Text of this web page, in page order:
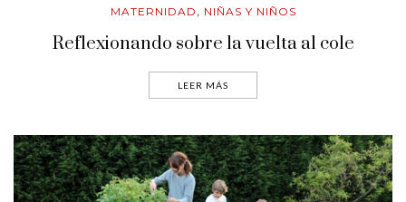
MATERNIDAD , NIÑAS Y NIÑOS
Reflexionando sobre la vuelta al cole
LEER MÁS